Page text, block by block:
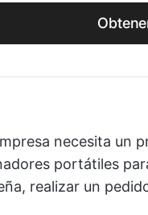
necesita un
portátiles
realizar un